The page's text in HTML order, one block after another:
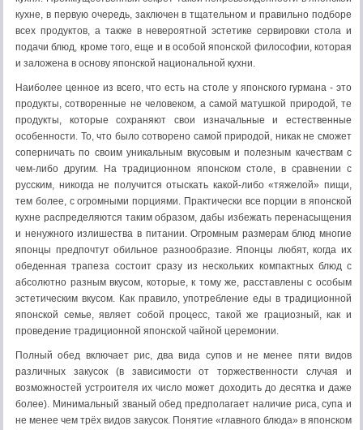
кухне, в первую очередь, заключен в тщательном и правильно подборе
всех продуктов, а также в невероятной эстетике сервировки стола и
подачи блюд, кроме того, еще и в особой японской философии, которая
и заложена в основу японской национальной кухни.
Наиболее ценное из всего, что есть на столе у японского гурмана - это
продукты, сотворенные не человеком, а самой матушкой природой, те
продукты, которые сохраняют свои изначальные и естественные
особенности. То, что было сотворено самой природой, никак не сможет
соперничать по своим уникальным вкусовым и полезным качествам с
чем-либо другим. На традиционном японском столе, в сравнении с
русским, никогда не получится отыскать какой-либо «тяжелой» пищи,
тем более, с огромными порциями. Практически все порции в японской
кухне распределяются таким образом, дабы избежать перенасыщения
и ненужного излишества в питании. Огромным размерам блюд многие
японцы предпочтут обильное разнообразие. Японцы любят, когда их
обеденная трапеза состоит сразу из нескольких компактных блюд с
абсолютно разным вкусом, которые, к тому же, расставлены с особым
эстетическим вкусом. Как правило, употребление еды в традиционной
японской семье, являет собой процесс, такой же грациозный, как и
проведение традиционной японской чайной церемонии.
Полный обед включает рис, два вида супов и не менее пяти видов
различных закусок (в зависимости от торжественности случая и
возможностей устроителя их число может доходить до десятка и даже
более). Минимальный званый обед предполагает наличие риса, супа и
не менее чем трёх видов закусок. Понятие «главного блюда» в японском